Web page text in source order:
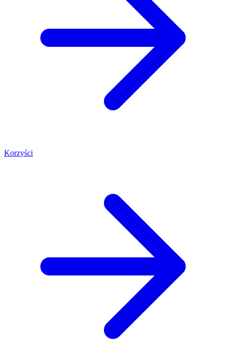
Korzyści